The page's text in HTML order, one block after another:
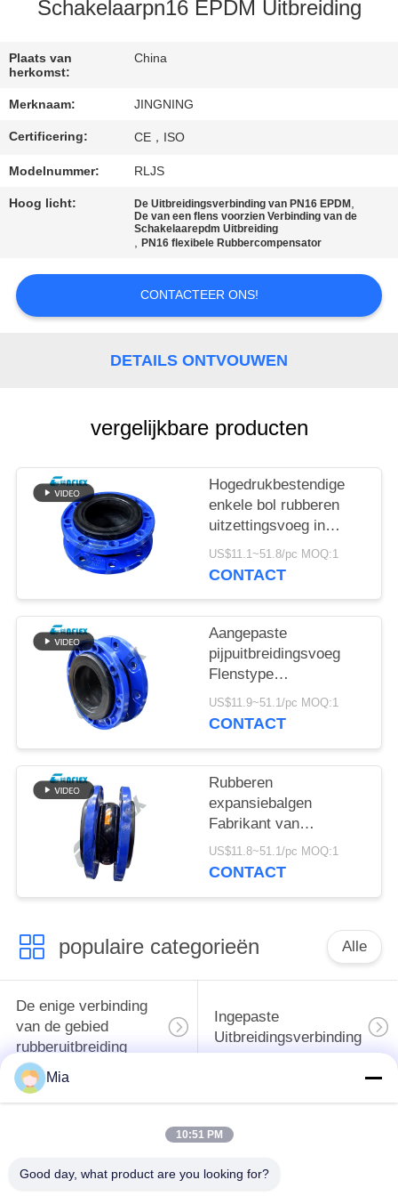
NIEUWS
CITAAT
Schakelaarpn16 EPDM Uitbreiding
Plaats van
herkomst:
China
Merknaam: JINGNING
Certificering: CE，ISO
Modelnummer: RLJS
Hoog licht: De Uitbreidingsverbinding van PN16 EPDM ,
De van een flens voorzien Verbinding van de
Schakelaarepdm Uitbreiding
,PN16 flexibele Rubbercompensator
CONTACTEER ONS!
DETAILS ONTVOUWEN
vergelijkbare producten
Hogedrukbestendige
enkele bol rubberen
uitzettingsvoeg in
aangepast leidingwerk
US$11.1~51.8/pc MOQ:1
CONTACT
Aangepaste
pijpuitbreidingsvoeg
Flenstype
roestvrijstalen flexibele
verbinding
US$11.9~51.1/pc MOQ:1
CONTACT
Rubberen
expansiebalgen
Fabrikant van
geflensde rubberen
balgen
US$11.8~51.1/pc MOQ:1
CONTACT
populaire categorieën Alle
De enige verbinding
van de gebied
rubberuitbreiding
Ingepaste
Uitbreidingsverbinding
rubberuitbreidingsverbinding
De dubbele
Gebied
Mia
10:51 PM
Good day, what product are you looking for?